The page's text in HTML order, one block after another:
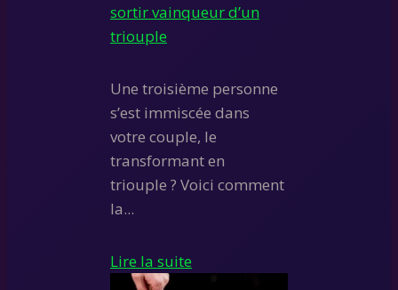
sortir vainqueur d’un
triouple
Une troisième personne
s’est immiscée dans
votre couple, le
transformant en
triouple ? Voici comment
la...
Lire la suite